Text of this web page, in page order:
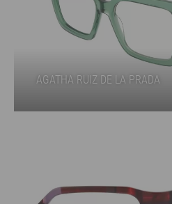
AGATHA RUIZ DE LA PRADA